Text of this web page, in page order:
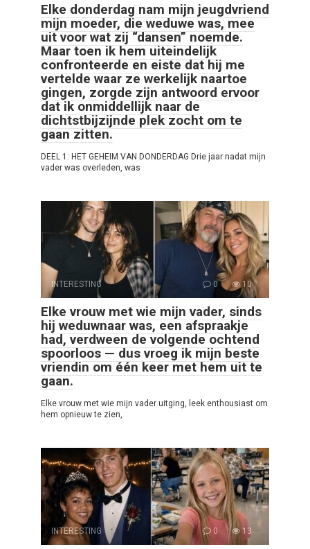
Elke donderdag nam mijn jeugdvriend
mijn moeder, die weduwe was, mee
uit voor wat zij “dansen” noemde.
Maar toen ik hem uiteindelijk
confronteerde en eiste dat hij me
vertelde waar ze werkelijk naartoe
gingen, zorgde zijn antwoord ervoor
dat ik onmiddellijk naar de
dichtstbijzijnde plek zocht om te
gaan zitten.
DEEL 1: HET GEHEIM VAN DONDERDAG Drie jaar nadat mijn
vader was overleden, was
INTERESTING 0 10
Elke vrouw met wie mijn vader, sinds
hij weduwnaar was, een afspraakje
had, verdween de volgende ochtend
spoorloos — dus vroeg ik mijn beste
vriendin om één keer met hem uit te
gaan.
Elke vrouw met wie mijn vader uitging, leek enthousiast om
hem opnieuw te zien,
INTERESTING 0 13